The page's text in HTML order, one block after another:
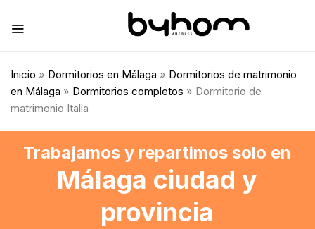
Inicio » Dormitorios en Málaga » Dormitorios de matrimonio
en Málaga » Dormitorios completos » Dormitorio de
matrimonio Italia
Trabajamos y repartimos solo en
Málaga ciudad y
provincia